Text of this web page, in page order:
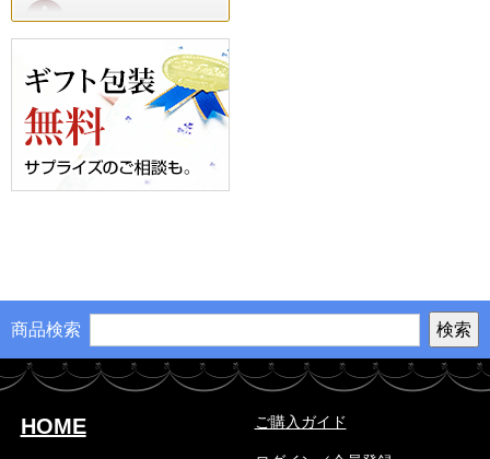
商品検索
HOME
ご購入ガイド